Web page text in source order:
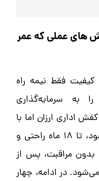
های عملی که عمر
کیفیت فقط نیمه راه
به سرمایه‌گذاری
اداری ارزان اما با
کیفیت که با دقت نگهداری شود، تا ۱۸ ماه راحتی و
مراقبت، پس از
می‌شود. در ادامه، چهار